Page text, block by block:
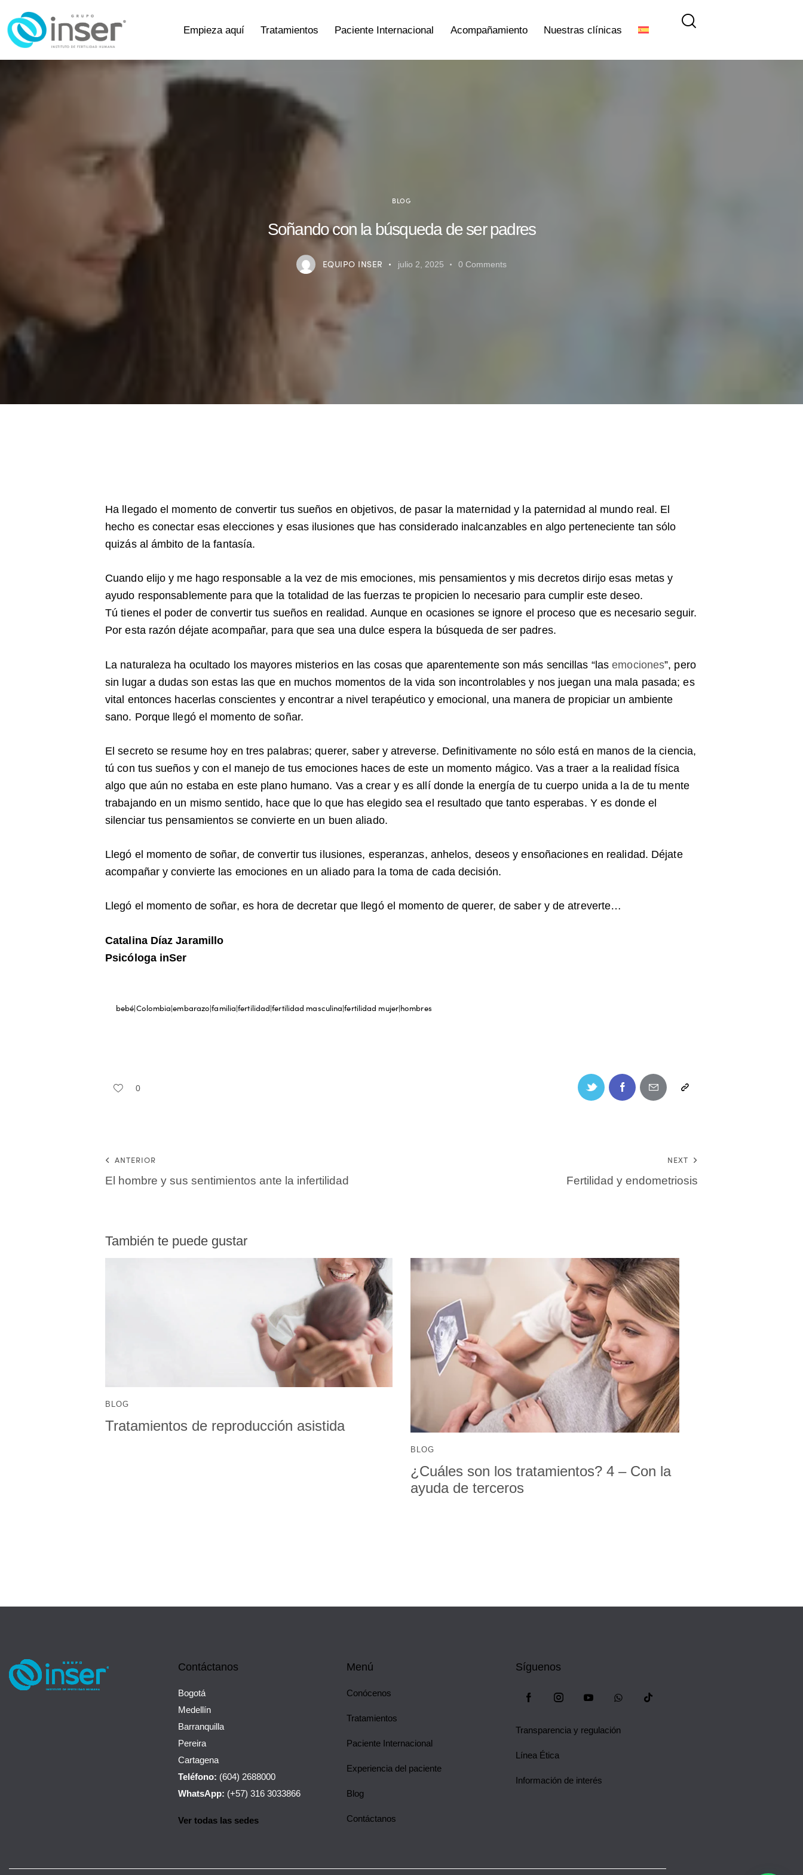
Empieza aquí Tratamientos Paciente Internacional Acompañamiento Nuestras clínicas
BLOG
Soñando con la búsqueda de ser padres
EQUIPO INSER julio 2, 2025 0 Comments
Ha llegado el momento de convertir tus sueños en objetivos, de pasar la maternidad y la paternidad al mundo real. El
hecho es conectar esas elecciones y esas ilusiones que has considerado inalcanzables en algo perteneciente tan sólo
quizás al ámbito de la fantasía.
Cuando elijo y me hago responsable a la vez de mis emociones, mis pensamientos y mis decretos dirijo esas metas y
ayudo responsablemente para que la totalidad de las fuerzas te propicien lo necesario para cumplir este deseo.
Tú tienes el poder de convertir tus sueños en realidad. Aunque en ocasiones se ignore el proceso que es necesario seguir.
Por esta razón déjate acompañar, para que sea una dulce espera la búsqueda de ser padres.
La naturaleza ha ocultado los mayores misterios en las cosas que aparentemente son más sencillas “lasemociones”, pero
sin lugar a dudas son estas las que en muchos momentos de la vida son incontrolables y nos juegan una mala pasada; es
vital entonces hacerlas conscientes y encontrar a nivel terapéutico y emocional, una manera de propiciar un ambiente
sano. Porque llegó el momento de soñar.
El secreto se resume hoy en tres palabras; querer, saber y atreverse. Definitivamente no sólo está en manos de la ciencia,
tú con tus sueños y con el manejo de tus emociones haces de este un momento mágico. Vas a traer a la realidad física
algo que aún no estaba en este plano humano. Vas a crear y es allí donde la energía de tu cuerpo unida a la de tu mente
trabajando en un mismo sentido, hace que lo que has elegido sea el resultado que tanto esperabas. Y es donde el
silenciar tus pensamientos se convierte en un buen aliado.
Llegó el momento de soñar, de convertir tus ilusiones, esperanzas, anhelos, deseos y ensoñaciones en realidad. Déjate
acompañar y convierte las emociones en un aliado para la toma de cada decisión.
Llegó el momento de soñar, es hora de decretar que llegó el momento de querer, de saber y de atreverte…
Catalina Díaz Jaramillo
Psicóloga inSer
bebé|Colombia|embarazo|familia|fertilidad|fertilidad masculina|fertilidad mujer|hombres
0
ANTERIOR
El hombre y sus sentimientos ante la infertilidad
NEXT
Fertilidad y endometriosis
También te puede gustar
BLOG
Tratamientos de reproducción asistida
BLOG
¿Cuáles son los tratamientos? 4 – Con la
ayuda de terceros
Contáctanos
Bogotá
Medellín
Barranquilla
Pereira
Cartagena
Teléfono: (604) 2688000
WhatsApp: (+57) 316 3033866
Ver todas las sedes
Menú
Conócenos
Tratamientos
Paciente Internacional
Experiencia del paciente
Blog
Contáctanos
Síguenos
Transparencia y regulación
Línea Ética
Información de interés